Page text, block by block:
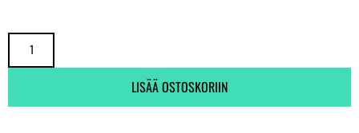
LISÄÄ OSTOSKORIIN